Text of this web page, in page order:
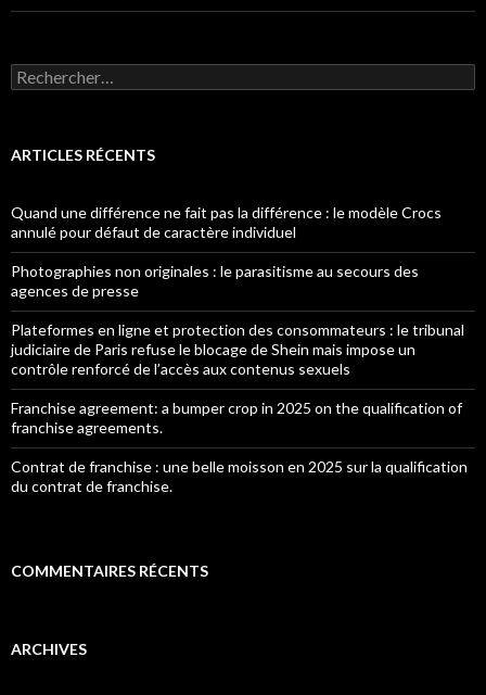
Rechercher :
ARTICLES RÉCENTS
Quand une différence ne fait pas la différence : le modèle Crocs
annulé pour défaut de caractère individuel
Photographies non originales : le parasitisme au secours des
agences de presse
Plateformes en ligne et protection des consommateurs : le tribunal
judiciaire de Paris refuse le blocage de Shein mais impose un
contrôle renforcé de l’accès aux contenus sexuels
Franchise agreement: a bumper crop in 2025 on the qualification of
franchise agreements.
Contrat de franchise : une belle moisson en 2025 sur la qualification
du contrat de franchise.
COMMENTAIRES RÉCENTS
ARCHIVES